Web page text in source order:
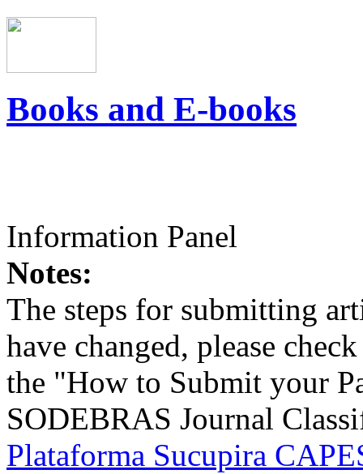
Books and E-books
Information Panel
Notes:
The steps for submitting
have changed, please
the "How to Submit your
SODEBRAS Journal
Plataforma Sucupira